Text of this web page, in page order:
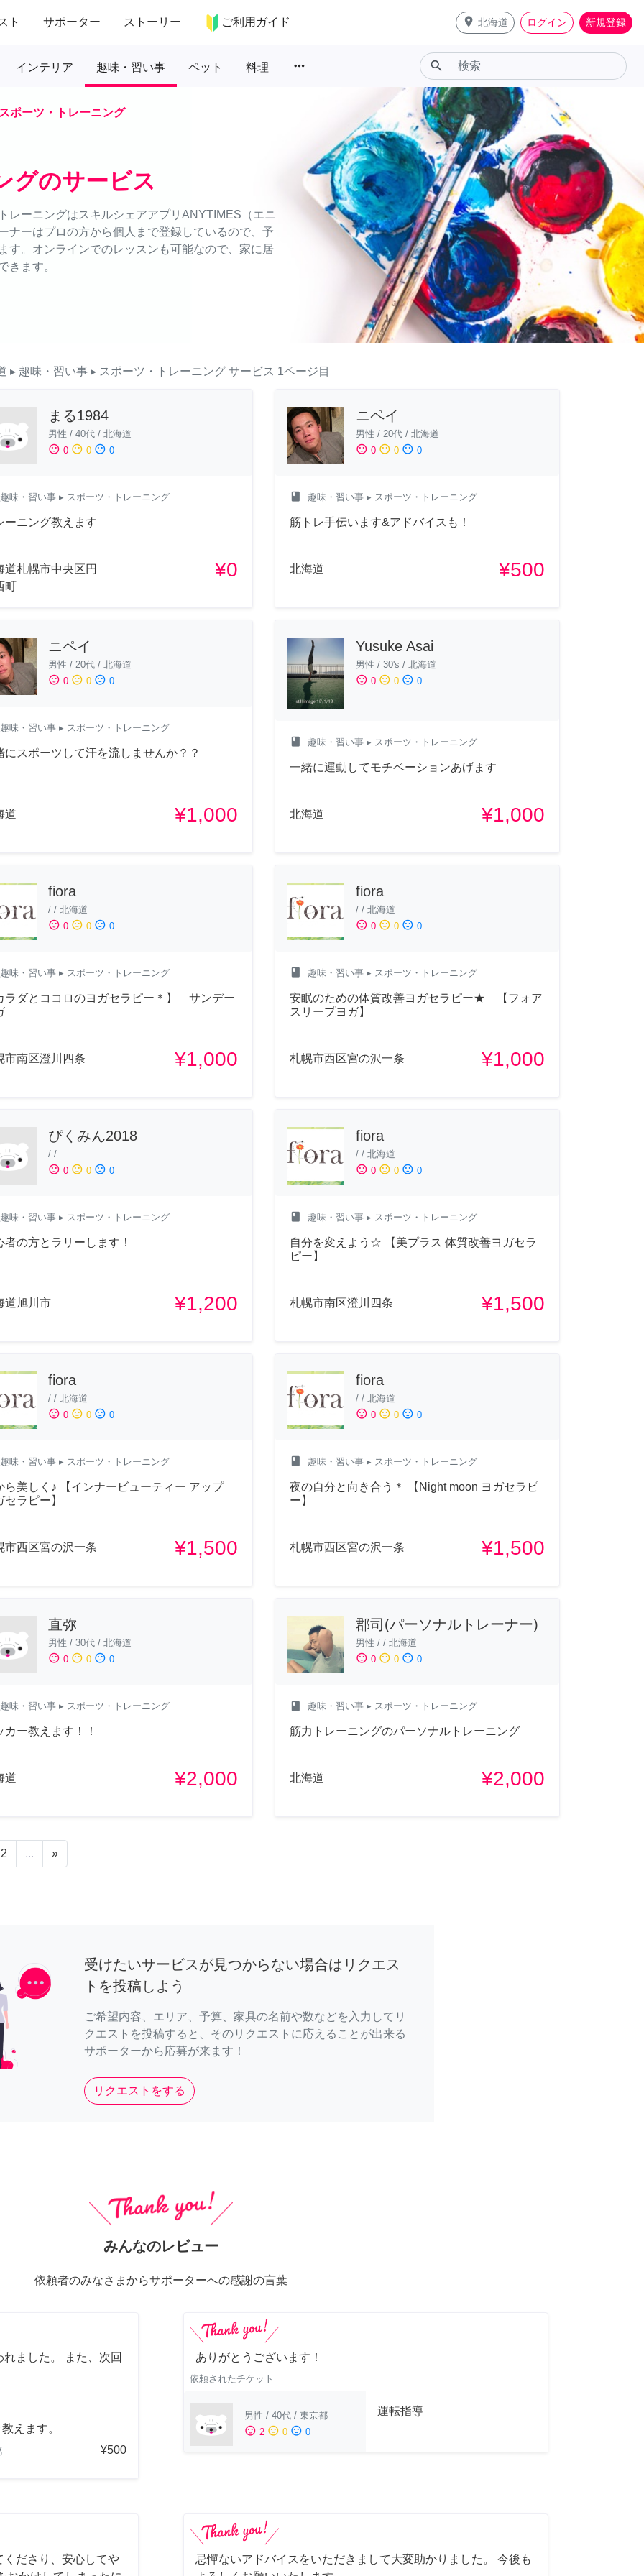
ト サポーター ストーリー ご利用ガイド place 北海道 ログイン 新規登録
インテリア 趣味・習い事 ペット 料理 more_horiz search
スポーツ・トレーニング
グのサービス
レーニングはスキルシェアアプリANYTIMES（エニ
ナーはプロの方から個人まで登録しているので、予
す。オンラインでのレッスンも可能なので、家に居
きます。
▸ 趣味・習い事 ▸ スポーツ・トレーニング サービス 1ページ目
まる1984
男性 / 40代 / 北海道
sentiment_satisfied 0 sentiment_neutral 0 sentiment_dissatisfied 0
趣味・習い事 ▸ スポーツ・トレーニング
ーニング教えます
道札幌市中央区円
町
¥0
ニペイ
男性 / 20代/ 北海道
sentiment_satisfied 0 sentiment_neutral 0 sentiment_dissatisfied 0
class 趣味・習い事▸ スポーツ・トレーニング
筋トレ手伝います&アドバイスも！
北海道 ¥500
ニペイ
男性 / 20代 / 北海道
sentiment_satisfied 0 sentiment_neutral 0 sentiment_dissatisfied 0
趣味・習い事 ▸ スポーツ・トレーニング
にスポーツして汗を流しませんか？？
道 ¥1,000
Yusuke Asai
男性 / 30's / 北海道
sentiment_satisfied 0 sentiment_neutral 0 sentiment_dissatisfied 0
class 趣味・習い事▸ スポーツ・トレーニング
一緒に運動してモチベーションあげます
北海道 ¥1,000
fiora
/ / 北海道
sentiment_satisfied 0 sentiment_neutral 0 sentiment_dissatisfied 0
趣味・習い事 ▸ スポーツ・トレーニング
ラダとココロのヨガセラピー＊】 サンデー
市南区澄川四条 ¥1,000
fiora
/ / 北海道
sentiment_satisfied 0 sentiment_neutral 0 sentiment_dissatisfied 0
class 趣味・習い事▸ スポーツ・トレーニング
安眠のための体質改善ヨガセラピー★ 【フォア
スリープヨガ】
札幌市西区宮の沢一条 ¥1,000
ぴくみん2018
/ /
sentiment_satisfied 0 sentiment_neutral 0 sentiment_dissatisfied 0
趣味・習い事 ▸ スポーツ・トレーニング
者の方とラリーします！
道旭川市 ¥1,200
fiora
/ / 北海道
sentiment_satisfied 0 sentiment_neutral 0 sentiment_dissatisfied 0
class 趣味・習い事▸ スポーツ・トレーニング
自分を変えよう☆ 【美プラス 体質改善ヨガセラ
ピー】
札幌市南区澄川四条 ¥1,500
fiora
/ / 北海道
sentiment_satisfied 0 sentiment_neutral 0 sentiment_dissatisfied 0
趣味・習い事 ▸ スポーツ・トレーニング
ら美しく♪ 【インナービューティー アップ
セラピー】
市西区宮の沢一条 ¥1,500
fiora
/ / 北海道
sentiment_satisfied 0 sentiment_neutral 0 sentiment_dissatisfied 0
class 趣味・習い事▸ スポーツ・トレーニング
夜の自分と向き合う＊ 【Night moon ヨガセラピ
ー】
札幌市西区宮の沢一条 ¥1,500
直弥
男性 / 30代 / 北海道
sentiment_satisfied 0 sentiment_neutral 0 sentiment_dissatisfied 0
趣味・習い事 ▸ スポーツ・トレーニング
カー教えます！！
道 ¥2,000
郡司(パーソナルトレーナー)
男性 / / 北海道
sentiment_satisfied 0 sentiment_neutral 0 sentiment_dissatisfied 0
class 趣味・習い事▸ スポーツ・トレーニング
筋力トレーニングのパーソナルトレーニング
北海道 ¥2,000
2 ... »
受けたいサービスが見つからない場合はリクエス
トを投稿しよう
ご希望内容、エリア、予算、家具の名前や数などを入力してリ
クエストを投稿すると、そのリクエストに応えることが出来る
サポーターから応募が来ます！
リクエストをする
みんなのレビュー
依頼者のみなさまからサポーターへの感謝の言葉
ました。 また、次回
えます。
¥500
ありがとうございます！
依頼されたチケット
男性 / 40代 / 東京都
sentiment_satisfied 2 sentiment_neutral 0 sentiment_dissatisfied 0
運転指導
くださり、安心してや
忌憚ないアドバイスをいただきまして大変助かりました。 今後も